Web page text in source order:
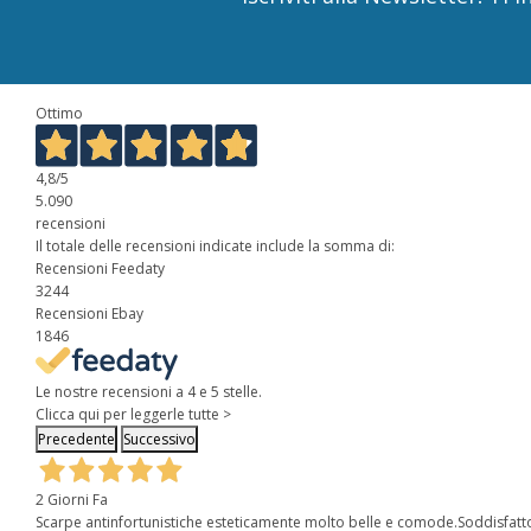
Ottimo
4,8/5
5.090
recensioni
Il totale delle recensioni indicate include la somma di:
Recensioni Feedaty
3244
Recensioni Ebay
1846
Le nostre recensioni a 4 e 5 stelle.
Clicca qui per leggerle tutte >
Precedente Successivo
2 Giorni Fa
Scarpe antinfortunistiche esteticamente molto belle e